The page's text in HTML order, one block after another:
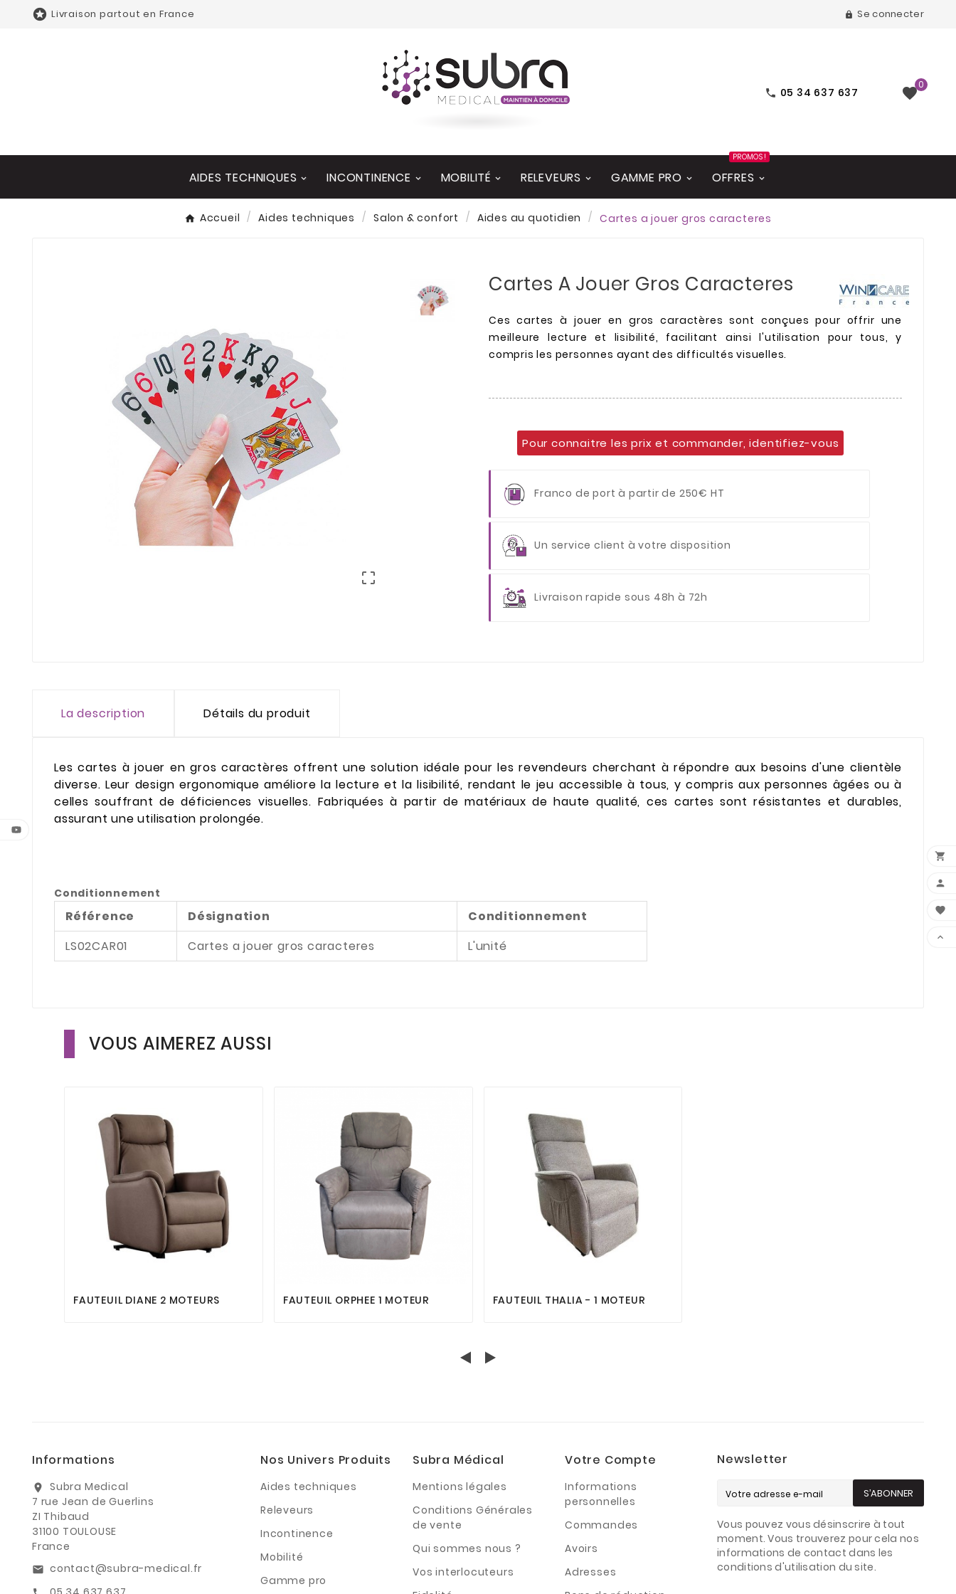
 Livraison partout en France  Se connecter
 05 34 637 637 0
AIDES TECHNIQUES INCONTINENCE MOBILITÉ RELEVEURS GAMME PRO OFFRES
PROMOS !
Accueil Aides techniques Salon & confort Aides au quotidien Cartes a jouer gros caracteres

Cartes A Jouer Gros Caracteres
Ces cartes à jouer en gros caractères sont conçues pour offrir une
meilleure lecture et lisibilité, facilitant ainsi l'utilisation pour tous, y
compris les personnes ayant des difficultés visuelles.
Pour connaitre les prix et commander, identifiez-vous
Franco de port à partir de 250€ HT
Un service client à votre disposition
Livraison rapide sous 48h à 72h
La description Détails du produit
Les cartes à jouer en gros caractères offrent une solution idéale pour les revendeurs cherchant à répondre aux besoins d'une clientèle
diverse. Leur design ergonomique améliore la lecture et la lisibilité, rendant le jeu accessible à tous, y compris aux personnes âgées ou à
celles souffrant de déficiences visuelles. Fabriquées à partir de matériaux de haute qualité, ces cartes sont résistantes et durables,
assurant une utilisation prolongée.
Conditionnement
Référence Désignation
Conditionnement
LS02CAR01
Cartes a jouer gros caracteres L'unité
VOUS AIMEREZ AUSSI
FAUTEUIL DIANE 2 MOTEURS FAUTEUIL ORPHEE 1 MOTEUR FAUTEUIL THALIA - 1 MOTEUR
Informations
location_on
Subra Medical
7 rue Jean de Guerlins
ZI Thibaud
31100 TOULOUSE
France
email contact@subra-medical.fr
Nos Univers Produits
Aides techniques
Releveurs
Incontinence
Mobilité
Gamme pro
Subra Médical
Mentions légales
Conditions Générales
de vente
Qui sommes nous ?
Vos interlocuteurs
Votre Compte
Informations
personnelles
Commandes
Avoirs
Adresses
Newsletter
S’ABONNER
Vous pouvez vous désinscrire à tout
moment. Vous trouverez pour cela nos
informations de contact dans les
conditions d'utilisation du site.



